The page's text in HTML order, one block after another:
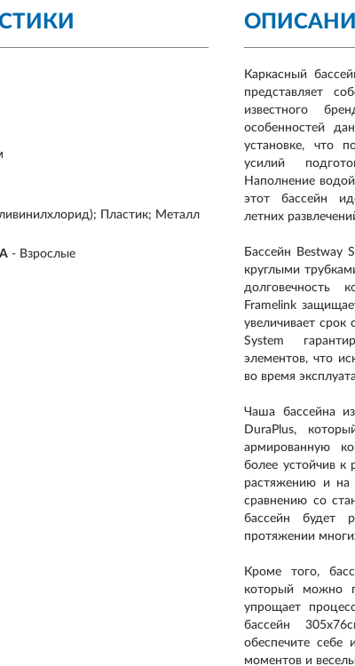
Пластик; Металл
- Взрослые
Каркасный
представляет
известного
особенностей
установке, что
усилий
Наполнение
этот бассейн
летних
Бассейн Bestway
круглыми
долговечность
Framelink
увеличивает срок
System
элементов, что
во время
Чаша бассейна
DuraPlus,
армированную
более устойчив к
растяжению и
сравнению со
бассейн будет
протяжении
Кроме того,
который можно
упрощает
бассейн
обеспечите
моментов и